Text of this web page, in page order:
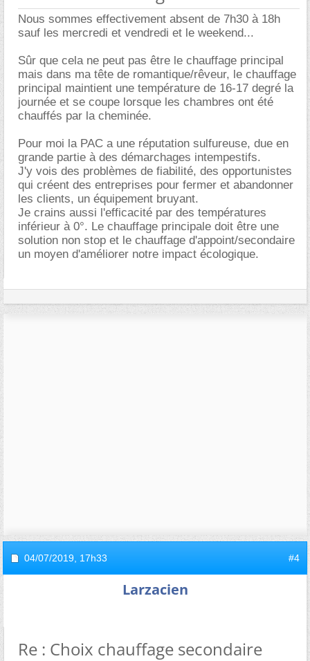
Nous sommes effectivement absent de 7h30 à 18h
sauf les mercredi et vendredi et le weekend...
Sûr que cela ne peut pas être le chauffage principal
mais dans ma tête de romantique/rêveur, le chauffage
principal maintient une température de 16-17 degré la
journée et se coupe lorsque les chambres ont été
chauffés par la cheminée.
Pour moi la PAC a une réputation sulfureuse, due en
grande partie à des démarchages intempestifs.
J'y vois des problèmes de fiabilité, des opportunistes
qui créent des entreprises pour fermer et abandonner
les clients, un équipement bruyant.
Je crains aussi l'efficacité par des températures
inférieur à 0°. Le chauffage principale doit être une
solution non stop et le chauffage d'appoint/secondaire
un moyen d'améliorer notre impact écologique.
04/07/2019, 17h33 #4
Larzacien
Re : Choix chauffage secondaire